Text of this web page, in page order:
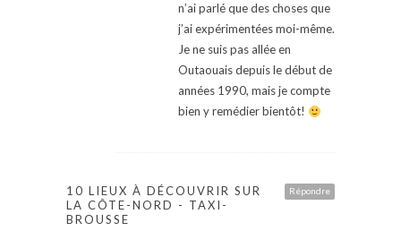
n’ai parlé que des choses que
j’ai expérimentées moi-même.
Je ne suis pas allée en
Outaouais depuis le début de
années 1990, mais je compte
bien y remédier bientôt!
Répondre
10 LIEUX À DÉCOUVRIR SUR
LA CÔTE-NORD - TAXI-
BROUSSE